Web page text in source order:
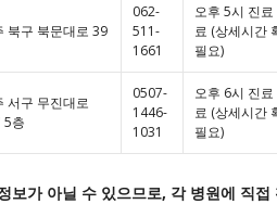
북구 북문대로 39
062-
511-
1661
오후 5시 진료
료 (상세시간
필요)
서구 무진대로
5층
0507-
1446-
1031
오후 6시 진료
료 (상세시간
필요)
보가 아닐 수 있으므로, 각 병원에 직